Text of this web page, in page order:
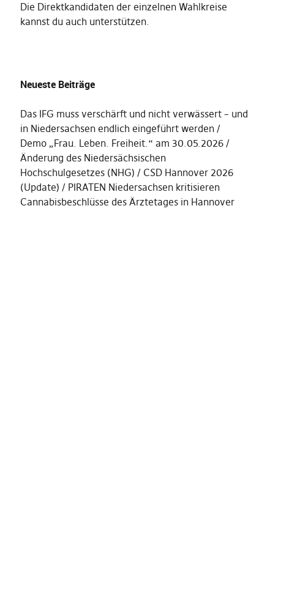
Die Direktkandidaten der einzelnen Wahlkreise
kannst du auch unterstützen.
Neueste Beiträge
Das IFG muss verschärft und nicht verwässert – und
in Niedersachsen endlich eingeführt werden
Demo „Frau. Leben. Freiheit.“ am 30.05.2026
Änderung des Niedersächsischen
Hochschulgesetzes (NHG)
CSD Hannover 2026
(Update)
PIRATEN Niedersachsen kritisieren
Cannabisbeschlüsse des Ärztetages in Hannover